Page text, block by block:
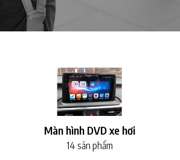
Màn hình DVD xe hơi
14 sản phẩm